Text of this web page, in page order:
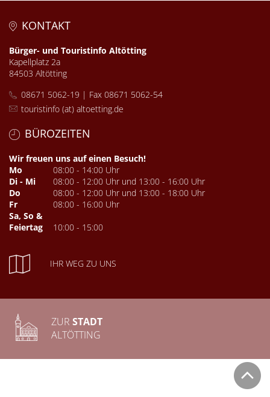
KONTAKT
Bürger- und Touristinfo Altötting
Kapellplatz 2a
84503 Altötting
08671 5062-19 | Fax 08671 5062-54
touristinfo (at) altoetting.de
BÜROZEITEN
Wir freuen uns auf einen Besuch!
Mo
08:00 - 14:00 Uhr
Di - Mi
08:00 - 12:00 Uhr und 13:00 - 16:00 Uhr
Do
08:00 - 12:00 Uhr und 13:00 - 18:00 Uhr
Fr
08:00 - 16:00 Uhr
Sa, So &
Feiertag
10:00 - 15:00
IHR WEG ZU UNS
ZUR STADT
ALTÖTTING